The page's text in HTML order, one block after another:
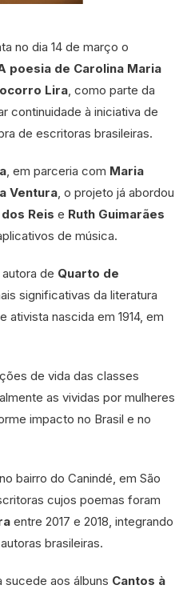
no dia 14 de março o
poesia de Carolina Maria
Lira , como parte da
continuidade à iniciativa de
de escritoras brasileiras.
, em parceria com Maria
Ventura , o projeto já abordou
Reis e Ruth Guimarães
de música.
, autora de Quarto de
significativas da literatura
ativista nascida em 1914, em
de vida das classes
as vividas por mulheres
impacto no Brasil e no
bairro do Canindé, em São
cujos poemas foram
entre 2017 e 2018, integrando
brasileiras.
sucede aos álbuns Cantos à